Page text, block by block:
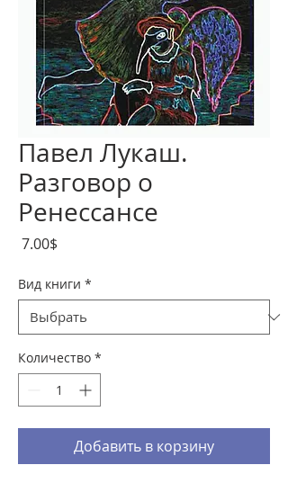
Павел Лукаш.
Разговор о
Ренессансе
‏7.00 ‏$
Вид книги *
Количество *
Добавить в корзину